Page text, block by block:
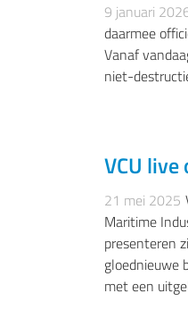
9 januari
daarmee
Vanaf
niet-
VCU
21 mei 2025
Maritime
presenteren
gloednieuwe
met een